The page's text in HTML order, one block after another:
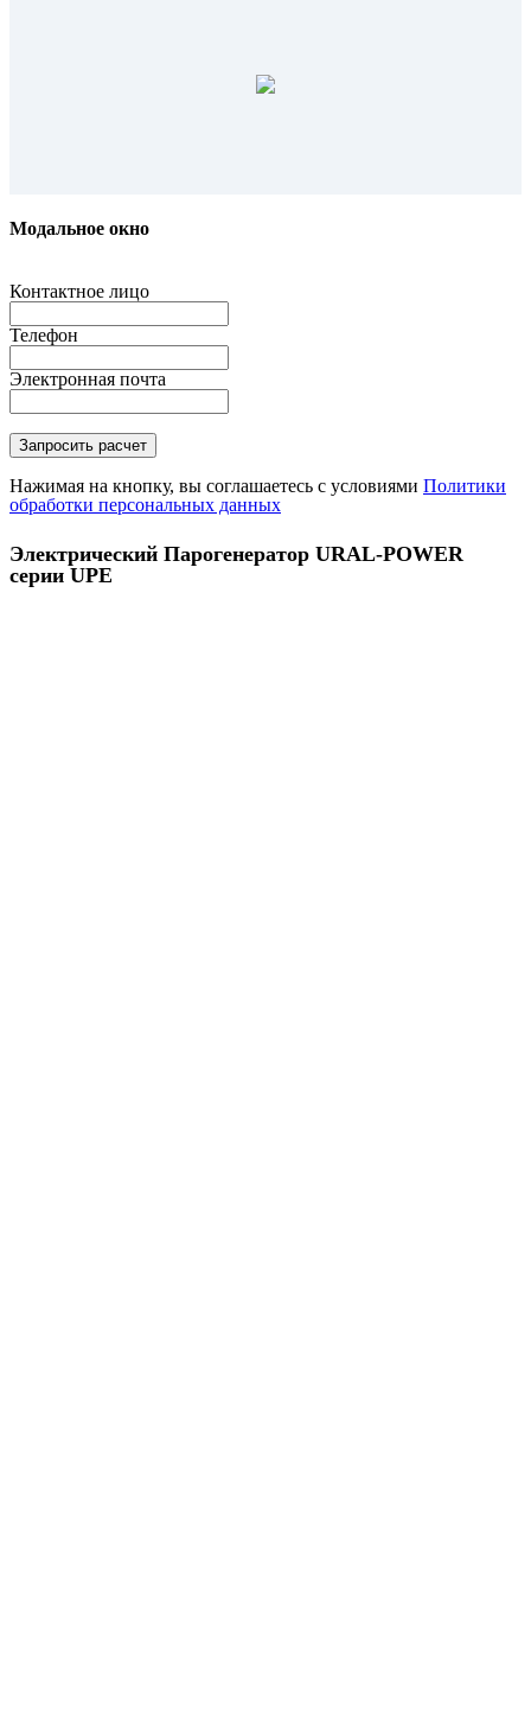
Модальное окно
Контактное лицо
Телефон
Электронная почта
Нажимая на кнопку, вы соглашаетесь с условиями Политики
обработки персональных данных
Электрический Парогенератор URAL-POWER
серии UPE